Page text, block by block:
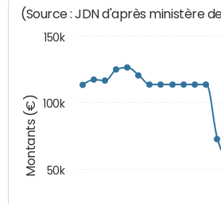
Montants (€)
(Source : JDN d'après ministère
50k
100k
150k